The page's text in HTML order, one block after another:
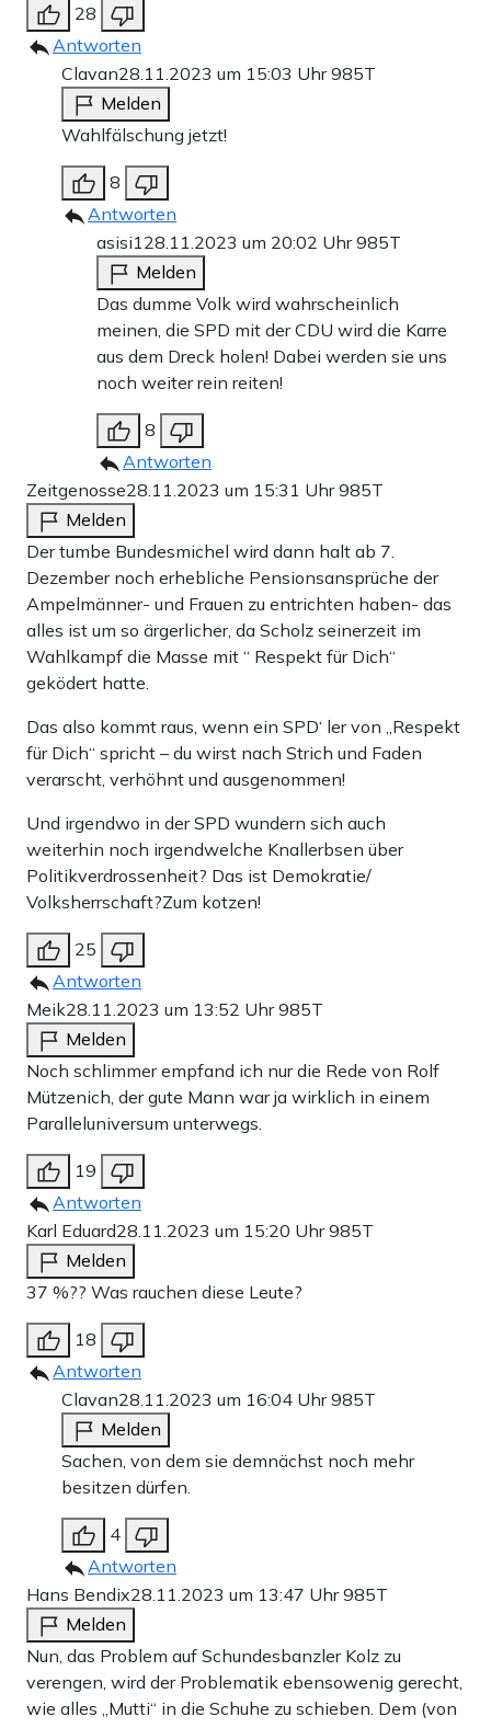
28
Antworten
Clavan28.11.2023 um 15:03 Uhr985T
Melden
Wahlfälschung jetzt!
8
Antworten
asisi128.11.2023 um 20:02 Uhr985T
Melden
Das dumme Volk wird wahrscheinlich
meinen, die SPD mit der CDU wird die Karre
aus dem Dreck holen! Dabei werden sie uns
noch weiter rein reiten!
8
Antworten
Zeitgenosse28.11.2023 um 15:31 Uhr985T
Melden
Der tumbe Bundesmichel wird dann halt ab 7.
Dezember noch erhebliche Pensionsansprüche der
Ampelmänner- und Frauen zu entrichten haben- das
alles ist um so ärgerlicher, da Scholz seinerzeit im
Wahlkampf die Masse mit “ Respekt für Dich“
geködert hatte.
Das also kommt raus, wenn ein SPD‘ ler von „Respekt
für Dich“ spricht – du wirst nach Strich und Faden
verarscht, verhöhnt und ausgenommen!
Und irgendwo in der SPD wundern sich auch
weiterhin noch irgendwelche Knallerbsen über
Politikverdrossenheit? Das ist Demokratie/
Volksherrschaft?Zum kotzen!
25
Antworten
Meik28.11.2023 um 13:52 Uhr985T
Melden
Noch schlimmer empfand ich nur die Rede von Rolf
Mützenich, der gute Mann war ja wirklich in einem
Paralleluniversum unterwegs.
19
Antworten
Karl Eduard28.11.2023 um 15:20 Uhr985T
Melden
37 %?? Was rauchen diese Leute?
18
Antworten
Clavan28.11.2023 um 16:04 Uhr985T
Melden
Sachen, von dem sie demnächst noch mehr
besitzen dürfen.
4
Antworten
Hans Bendix28.11.2023 um 13:47 Uhr985T
Melden
Nun, das Problem auf Schundesbanzler Kolz zu
verengen, wird der Problematik ebensowenig gerecht,
wie alles „Mutti“ in die Schuhe zu schieben. Dem (von